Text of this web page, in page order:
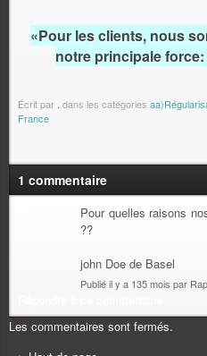
«Pour les clients, nous
notre principale force:
Écrit par dans les catégories
France
1 commentaire
Pour quelles raisons
??
john Doe de Basel
Publié il y a 135 mois par
Les commentaires sont fermés.